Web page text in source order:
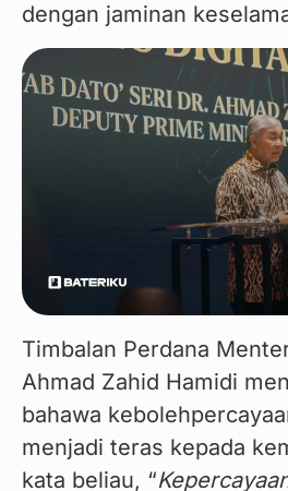
dengan jaminan
Timbalan Perdana
Ahmad Zahid Hamidi
bahawa
menjadi teras kepada
kata beliau, “